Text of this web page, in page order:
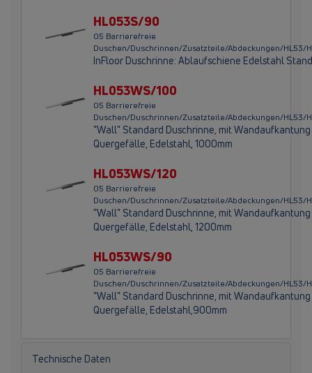
HL053S/90
05 Barrierefreie
Duschen/Duschrinnen/Zusatzteile/Abdeckungen/HL53/
InFloor Duschrinne: Ablaufschiene Edelstahl
HL053WS/100
05 Barrierefreie
Duschen/Duschrinnen/Zusatzteile/Abdeckungen/HL53/
"Wall" Standard Duschrinne, mit
Quergefälle, Edelstahl, 1000mm
HL053WS/120
05 Barrierefreie
Duschen/Duschrinnen/Zusatzteile/Abdeckungen/HL53/
"Wall" Standard Duschrinne, mit
Quergefälle, Edelstahl, 1200mm
HL053WS/90
05 Barrierefreie
Duschen/Duschrinnen/Zusatzteile/Abdeckungen/HL53/
"Wall" Standard Duschrinne, mit
Quergefälle, Edelstahl,900mm
Technische Daten